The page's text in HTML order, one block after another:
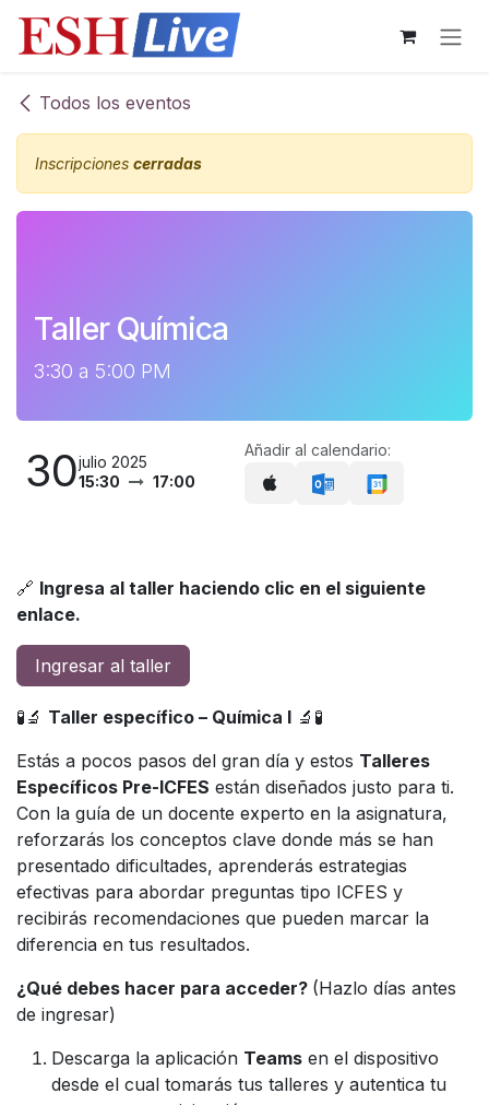
Ir al contenido
Todos los eventos
Inscripciones cerradas
Taller Química
3:30 a 5:00 PM
30julio 2025
15:30
17:00
Añadir al calendario:
🔗 Ingresa al taller haciendo clic en el siguiente
enlace.
Ingresar al taller
🧪🔬 Taller específico – Química I 🔬🧪
Estás a pocos pasos del gran día y estos Talleres
Específicos Pre-ICFES están diseñados justo para ti.
Con la guía de un docente experto en la asignatura,
reforzarás los conceptos clave donde más se han
presentado dificultades, aprenderás estrategias
efectivas para abordar preguntas tipo ICFES y
recibirás recomendaciones que pueden marcar la
diferencia en tus resultados.
¿Qué debes hacer para acceder? (Hazlo días antes
de ingresar)
Descarga la aplicación Teams en el dispositivo
desde el cual tomarás tus talleres y autentica tu